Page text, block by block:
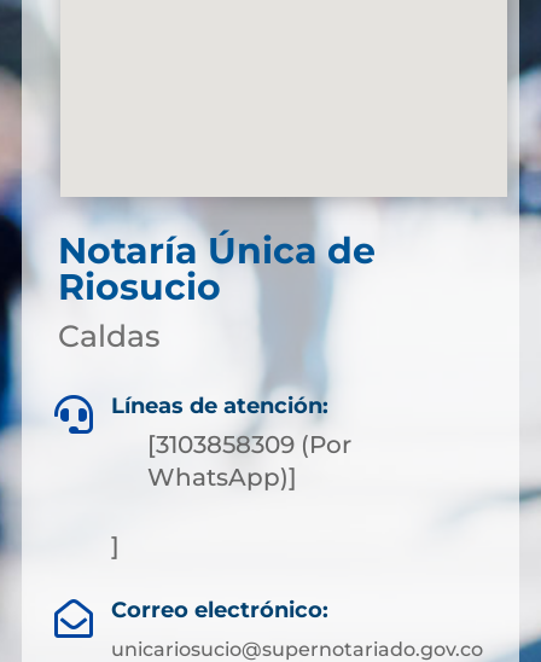
Notaría Única de
Riosucio
Caldas
 Líneas de atención:
[3103858309 (Por
WhatsApp)]
]
 Correo electrónico:
unicariosucio@supernotariado.gov.co